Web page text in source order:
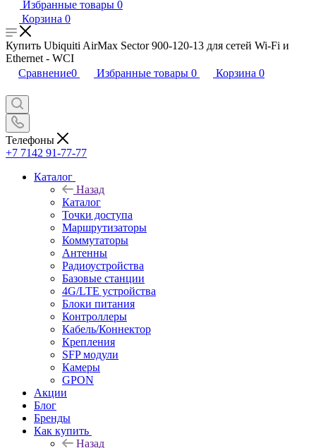
Избранные товары 0
Корзина 0
Купить Ubiquiti AirMax Sector 900-120-13 для сетей Wi-Fi и
Ethernet - WCI
Сравнение0 Избранные товары 0 Корзина 0
Телефоны
+7 7142 91-77-77
Каталог
Назад
Каталог
Точки доступа
Маршрутизаторы
Коммутаторы
Антенны
Радиоустройства
Базовые станции
4G/LTE устройства
Блоки питания
Контроллеры
Кабель/Коннектор
Крепления
SFP модули
Камеры
GPON
Акции
Блог
Бренды
Как купить
Назад